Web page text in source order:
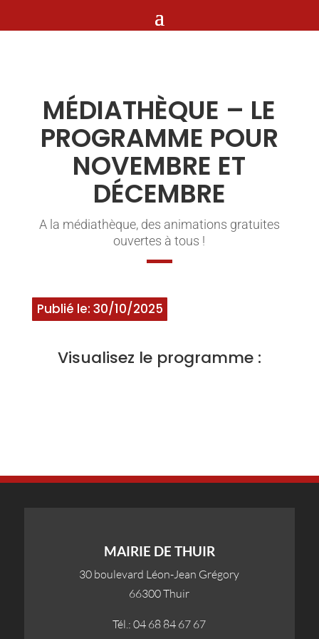
MÉDIATHÈQUE – LE
PROGRAMME POUR
NOVEMBRE ET
DÉCEMBRE
A la médiathèque, des animations gratuites
ouvertes à tous !
Publié le: 30/10/2025
Visualisez le programme :
MAIRIE DE THUIR
30 boulevard Léon-Jean Grégory
66300 Thuir
Tél.: 04 68 84 67 67